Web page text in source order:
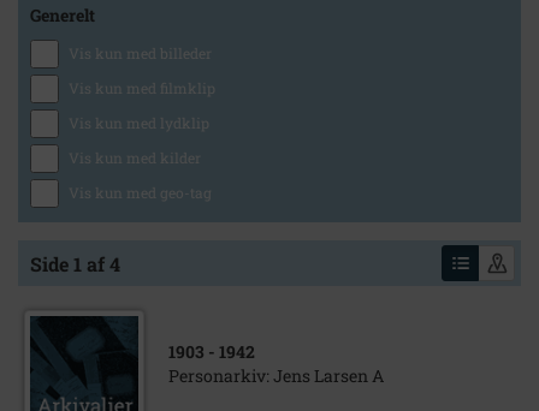
Generelt
Vis kun med billeder
Vis kun med filmklip
Vis kun med lydklip
Vis kun med kilder
Vis kun med geo-tag
Side 1 af 4
1903 - 1942
Personarkiv: Jens Larsen A